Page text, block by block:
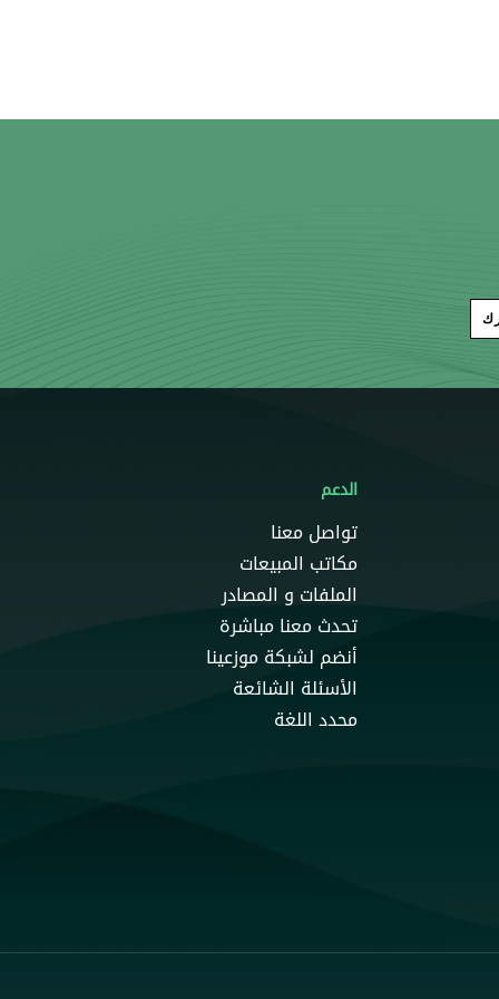
الدعم
تواصل معنا
مكاتب المبيعات
الملفات و المصادر
تحدث معنا مباشرة
أنضم لشبكة موزعينا
الأسئلة الشائعة
محدد اللغة